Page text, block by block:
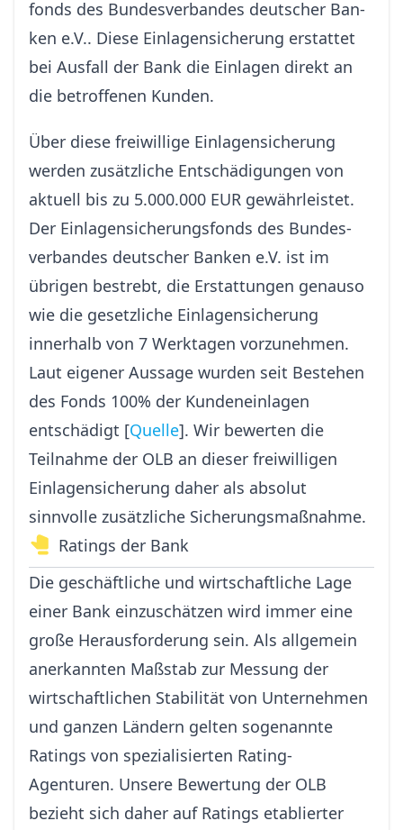
fonds des Bun­des­ver­bandes deu­tscher Ban­
ken e.V.. Diese Einlagensicherung erstattet
bei Ausfall der Bank die Einlagen direkt an
die betroffenen Kunden.
Über diese freiwillige Einlagensicherung
werden zusätzliche Entschädigungen von
aktuell bis zu 5.000.000 EUR gewährleistet.
Der Einlagen­sicherungs­fonds des Bun­des­
ver­bandes deu­tscher Ban­ken e.V. ist im
übrigen bestrebt, die Erstattungen genauso
wie die gesetzliche Einlagensicherung
innerhalb von 7 Werktagen vorzunehmen.
Laut eigener Aussage wurden seit Bestehen
des Fonds 100% der Kundeneinlagen
entschädigt [Quelle]. Wir bewerten die
Teilnahme der OLB an dieser freiwilligen
Einlagensicherung daher als absolut
sinnvolle zusätzliche Sicherungsmaßnahme.
Ratings der Bank
Die geschäftliche und wirtschaftliche Lage
einer Bank einzuschätzen wird immer eine
große Herausforderung sein. Als allgemein
anerkannten Maßstab zur Messung der
wirtschaftlichen Stabilität von Unternehmen
und ganzen Ländern gelten sogenannte
Ratings von spezialisierten Rating-
Agenturen. Unsere Bewertung der OLB
bezieht sich daher auf Ratings etablierter